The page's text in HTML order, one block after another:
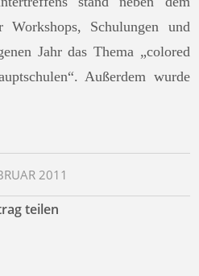
Workshops, Schulungen und
Jahr das Thema „colored
Außerdem wurde
2011
teilen